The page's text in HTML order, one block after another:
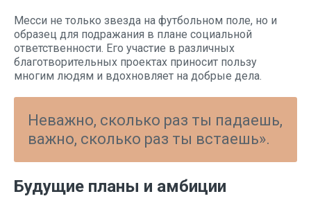
Месси не только звезда на футбольном поле, но и
образец для подражания в плане социальной
ответственности. Его участие в различных
благотворительных проектах приносит пользу
многим людям и вдохновляет на добрые дела.
Неважно, сколько раз ты падаешь,
важно, сколько раз ты встаешь».
Будущие планы и амбиции